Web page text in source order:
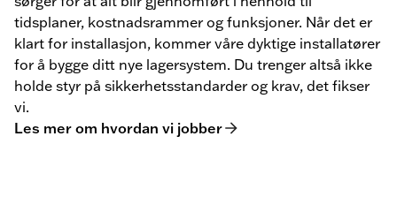
tidsplaner, kostnadsrammer og funksjoner. Når det er
klart for installasjon, kommer våre dyktige installatører
for å bygge ditt nye lagersystem. Du trenger altså ikke
holde styr på sikkerhetsstandarder og krav, det fikser
vi.
Les mer om hvordan vi jobber